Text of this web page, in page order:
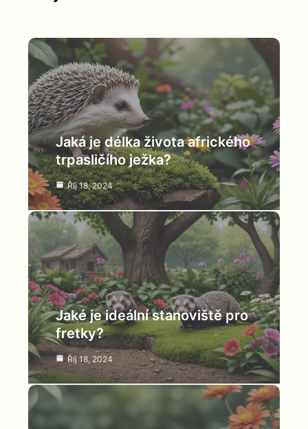
Jaká je délka života afrického
trpasličího ježka?
Říj 18, 2024
Jaké je ideální stanoviště pro
fretky?
Říj 18, 2024